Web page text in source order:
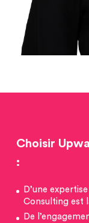
Choisir
:
D’une
Consulting est
De